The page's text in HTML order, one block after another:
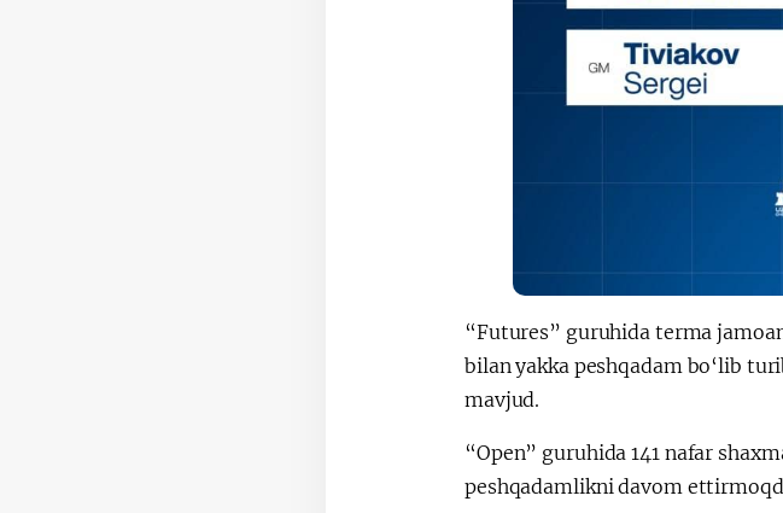
“Futures” guruhida terma
bilan yakka peshqadam bo‘lib
mavjud.
“Open” guruhida 141 nafar
peshqadamlikni davom